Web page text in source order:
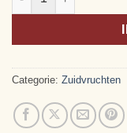
Categorie: Zuidvruchten